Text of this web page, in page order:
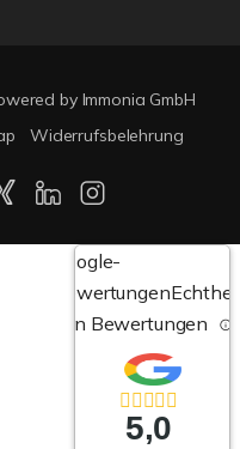
by Immonia GmbH
Widerrufsbelehrung
Google-
Bewertungen
von Bewertungen
5,0